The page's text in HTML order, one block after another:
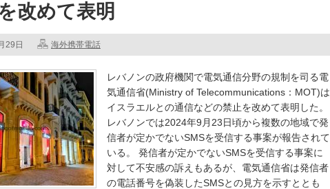
改めて表明
29日 海外携帯電話
レバノンの政府機関で電気通信分野の規制を司る電
気通信省(Ministry of Telecommunications：MOT)は
イスラエルとの通信などの禁止を改めて表明した。
レバノンでは2024年9月23日頃から複数の地域で発
信者が定かでないSMSを受信する事案が報告されて
いる。 発信者が定かでないSMSを受信する事案に
対して不安感の訴えもあるが、電気通信省は発信者
の電話番号を偽装したSMSとの見方を示すととも